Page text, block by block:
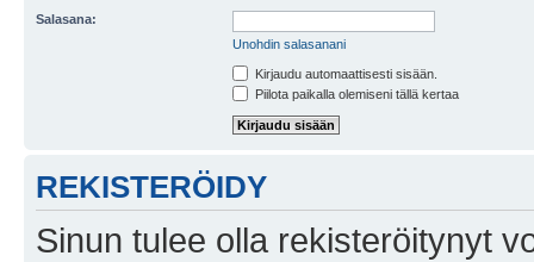
Salasana:
Unohdin salasanani
Kirjaudu automaattisesti sisään.
Piilota paikalla olemiseni tällä kertaa
REKISTERÖIDY
Sinun tulee olla rekisteröitynyt